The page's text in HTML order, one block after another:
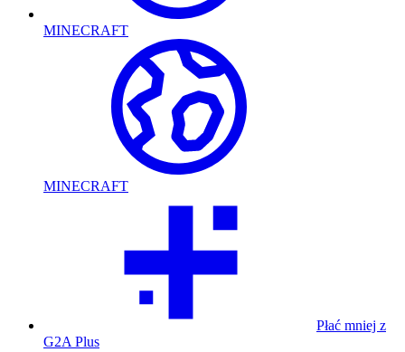
MINECRAFT
MINECRAFT
Płać mniej z
G2A Plus